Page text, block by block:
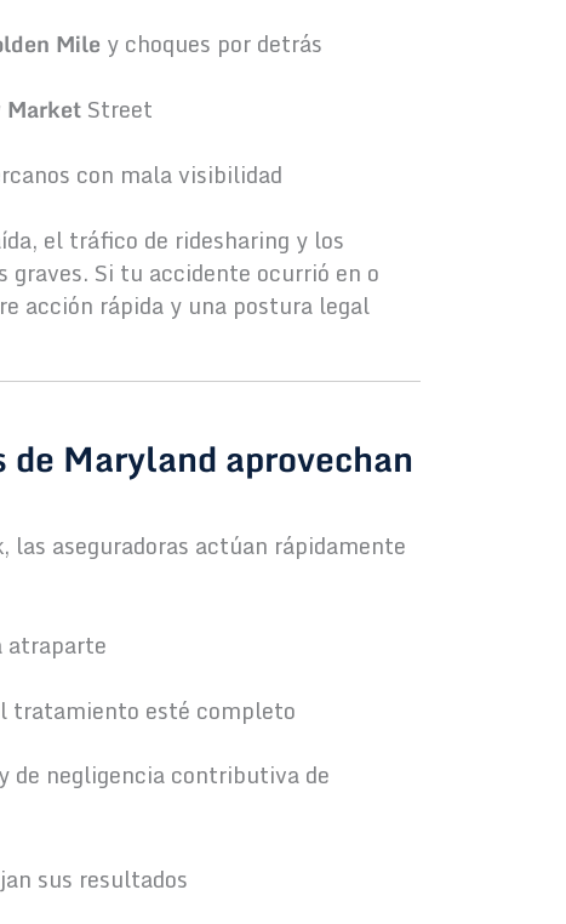
Mile y choques por detrás
Market Street
con mala visibilidad
el tráfico de ridesharing y los
Si tu accidente ocurrió en o
acción rápida y una postura legal
de Maryland aprovechan
las aseguradoras actúan rápidamente
atraparte
tratamiento esté completo
de negligencia contributiva de
sus resultados